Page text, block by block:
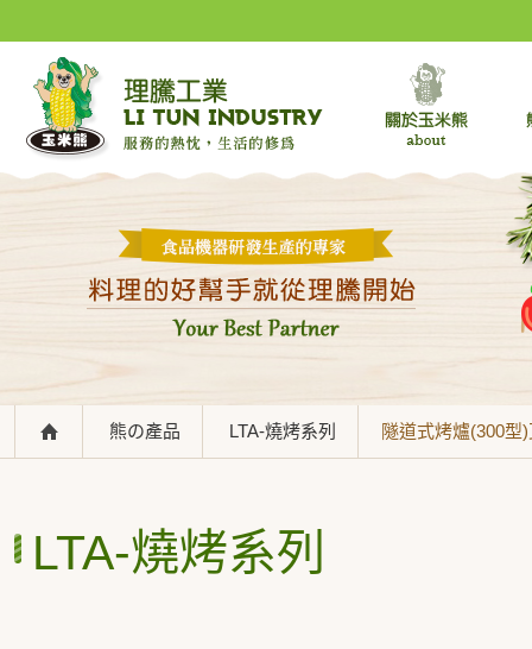
熊の產品 LTA-燒烤系列 隧道式烤爐(300
LTA-燒烤系列